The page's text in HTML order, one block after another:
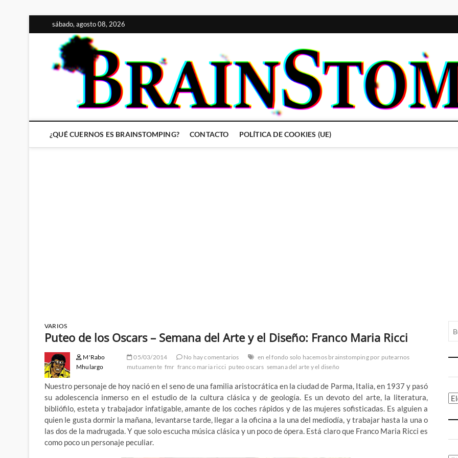
al
contenido
sábado, agosto 08, 2026
¿QUÉ CUERNOS ES BRAINSTOMPING? CONTACTO POLÍTICA DE COOKIES (UE)
VARIOS
Puteo de los Oscars – Semana del Arte y el Diseño: Franco Maria Ricci
M'Rabo
Mhulargo
05/03/2014 No hay comentarios
en el fondo solo hacemos brainstomping por putearnos
mutuamente fmr franco maria ricci puteo oscars semana del arte y el diseño
Nuestro personaje de hoy nació en el seno de una familia aristocrática en la ciudad de Parma, Italia, en 1937 y pasó
su adolescencia inmerso en el estudio de la cultura clásica y de geología. Es un devoto del arte, la literatura,
bibliófilo, esteta y trabajador infatigable, amante de los coches rápidos y de las mujeres sofisticadas. Es alguien a
quien le gusta dormir la mañana, levantarse tarde, llegar a la oficina a la una del mediodía, y trabajar hasta la una o
las dos de la madrugada. Y que solo escucha música clásica y un poco de ópera. Está claro que Franco Maria Ricci es
como poco un personaje peculiar.